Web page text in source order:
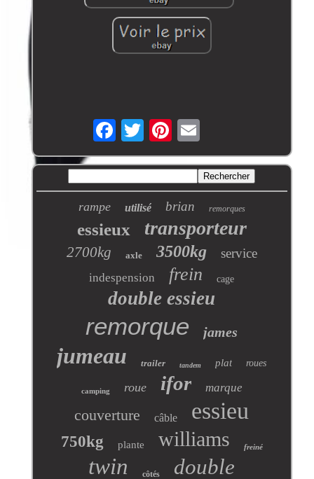
rampe utilisé brian remorques
essieux transporteur
2700kg axle 3500kg service
indespension frein cage
double essieu
remorque james
jumeau trailer tandem plat roues
camping roue ifor marque
couverture câble essieu
750kg plante williams freiné
twin côtés double